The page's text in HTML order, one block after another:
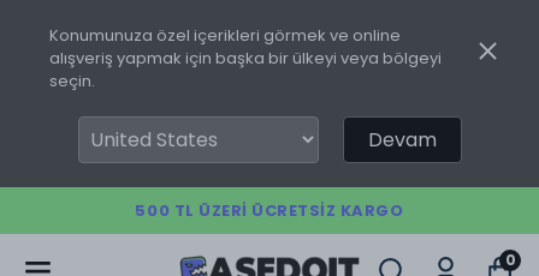
Konumunuza özel içerikleri görmek ve online
alışveriş yapmak için başka bir ülkeyi veya bölgeyi
seçin.
Devam
500 TL ÜZERI ÜCRETSIZ KARGO
0